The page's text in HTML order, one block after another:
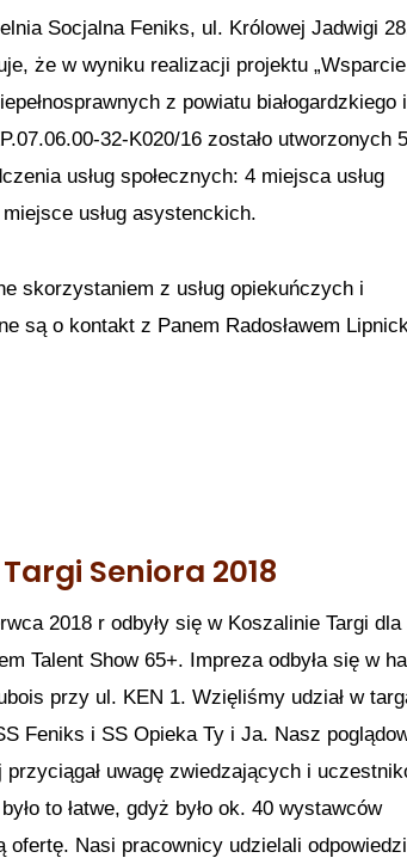
Socjalna Feniks, ul. Królowej Jadwigi
że w wyniku realizacji projektu
z powiatu białogardzkiego i
32-K020/16 zostało utworzonych 5
usług społecznych: 4 miejsca usług
usług asystenckich.
skorzystaniem z usług opiekuńczych i
są o kontakt z Panem Radosławem
Seniora 2018
2018 r odbyły się w Koszalinie Targi dla
Talent Show 65+. Impreza odbyła się w
przy ul. KEN 1. Wzięliśmy udział w
Feniks i SS Opieka Ty i Ja. Nasz
uwagę zwiedzających i
to łatwe, gdyż było ok. 40 wystawców
ofertę. Nasi pracownicy udzielali